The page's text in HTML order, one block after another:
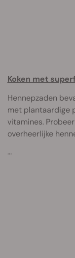
Koken met
Hennepzaden
met plantaardige
vitamines.
overheerlijke
...